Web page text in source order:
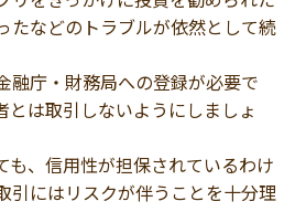
たなどのトラブルが依然として続
融庁・財務局への登録が必要で
とは取引しないようにしましょ
、信用性が担保されているわけ
引にはリスクが伴うことを十分理